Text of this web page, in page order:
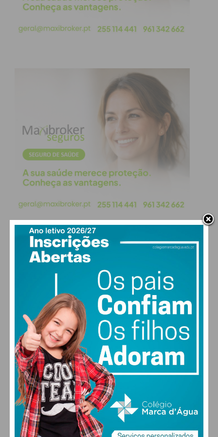
esteroides anabolizantes e heroína.
A detida, residente na Póvoa de Varzim, está agora
Subscreva a newsletter do
Imediato
Assine nossa newsletter por e-mail e
obtenha de forma regular a informação
atualizada.
Eu li e concordo com os
condições
PAÇOS DE FERREIRA
°
clear sky
51% humidade
vento: 5m/s O
MAX 28 • MIN 27
28°
DOM
30
SEG
30°
TER
31
ALTERAR